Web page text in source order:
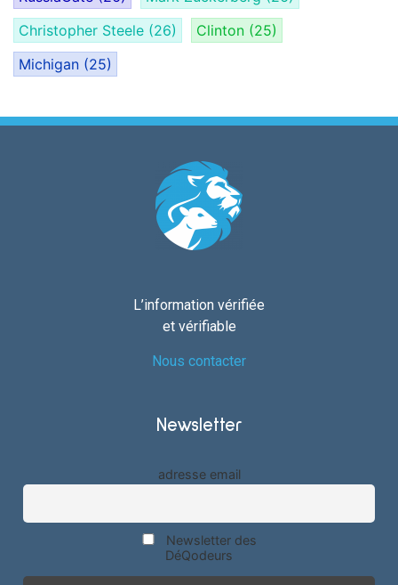
Christopher Steele (26) Clinton (25)
Michigan (25)
L’information vérifiée
et vérifiable
Nous contacter
Newsletter
adresse email
Newsletter des
DéQodeurs